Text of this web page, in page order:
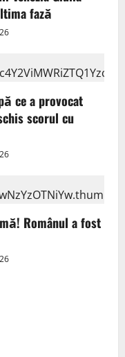
fază
ce a provocat
scorul cu
Românul a fost